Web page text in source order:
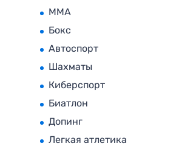
MMA
Бокс
Автоспорт
Шахматы
Киберспорт
Биатлон
Допинг
Легкая атлетика